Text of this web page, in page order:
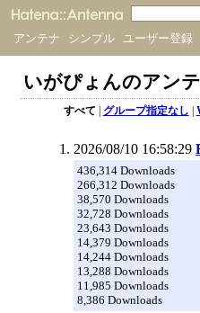
アンテナ シンプル ユーザー登録
いがぴょんのアン
すべて | グループ指定なし |
2026/08/10 16:58:29
436,314 Downloads
266,312 Downloads
38,570 Downloads
32,728 Downloads
23,643 Downloads
14,379 Downloads
14,244 Downloads
13,288 Downloads
11,985 Downloads
8,386 Downloads